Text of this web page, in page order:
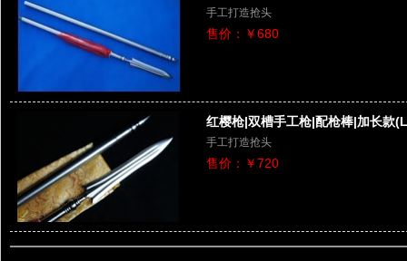
手工打造抢头
售价：￥680
红樱枪|双槽手工枪|配枪棒|加长款
手工打造抢头
售价：￥720